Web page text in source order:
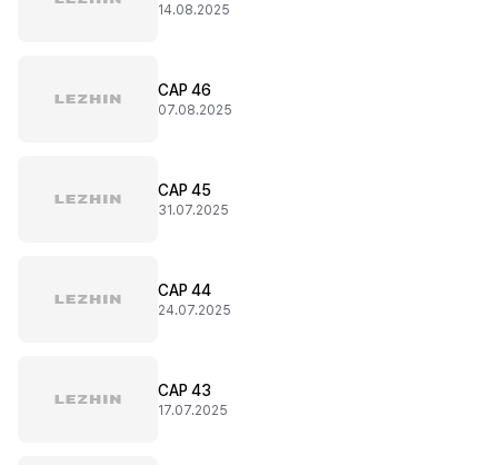
14.08.2025
CAP 46
07.08.2025
CAP 45
31.07.2025
CAP 44
24.07.2025
CAP 43
17.07.2025